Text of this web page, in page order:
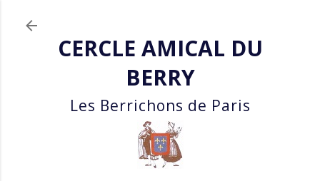
CERCLE AMICAL DU
BERRY
Les Berrichons de Paris